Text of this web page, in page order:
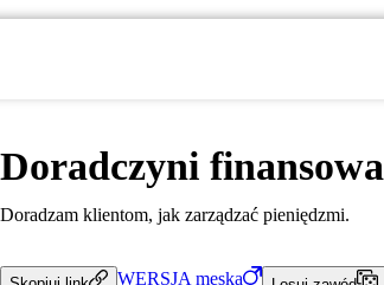
Doradczyni finansowa
Doradzam klientom, jak zarządzać pieniędzmi.
WERSJA męska